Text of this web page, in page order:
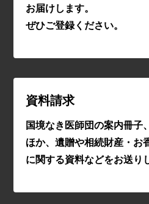
お届けします。
ぜひご登録ください。
資料請求
国境なき医師団の案内冊子
ほか、遺贈や相続財産・お
に関する資料などをお送り